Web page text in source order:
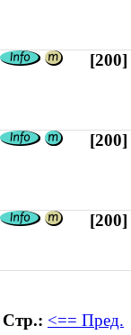
[200]
[200]
[200]
Стр.: <== Пред.